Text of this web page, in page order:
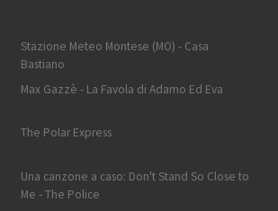
Stazione Meteo Montese (MO) - Casa
Bastiano
Max Gazzè - La Favola di Adamo Ed Eva
The Polar Express
Una canzone a caso: Don't Stand So Close to
Me - The Police